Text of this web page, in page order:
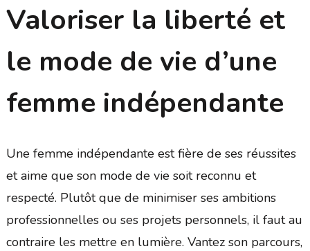
Valoriser la liberté et
le mode de vie d’une
femme indépendante
Une femme indépendante est fière de ses réussites
et aime que son mode de vie soit reconnu et
respecté. Plutôt que de minimiser ses ambitions
professionnelles ou ses projets personnels, il faut au
contraire les mettre en lumière. Vantez son parcours,